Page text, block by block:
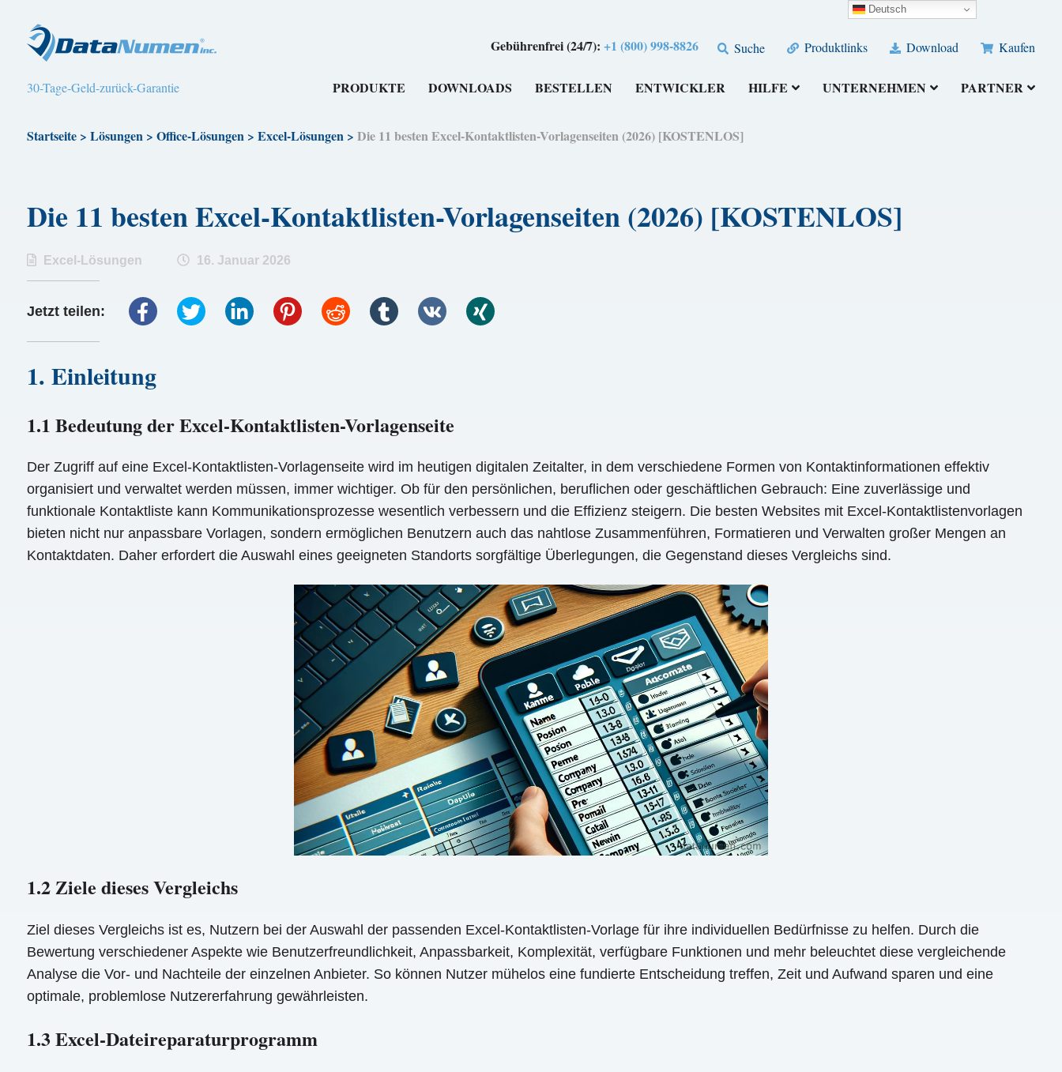
Gebührenfrei (24/7):+1 (800) 998-8826 Suche Produktlinks Download Kaufen
30-Tage-Geld-zurück-Garantie PRODUKTE DOWNLOADS BESTELLEN ENTWICKLER HILFE UNTERNEHMEN PARTNER
Startseite> Lösungen> Office-Lösungen> Excel-Lösungen> Die 11 besten Excel-Kontaktlisten-Vorlagenseiten (2026) [KOSTENLOS]
Die 11 besten Excel-Kontaktlisten-Vorlagenseiten (2026) [KOSTENLOS]
Excel-Lösungen 16. Januar 2026
Jetzt teilen:
1. Einleitung
1.1 Bedeutung der Excel-Kontaktlisten-Vorlagenseite
Der Zugriff auf eine Excel-Kontaktlisten-Vorlagenseite wird im heutigen digitalen Zeitalter, in dem verschiedene Formen von Kontaktinformationen effektiv
organisiert und verwaltet werden müssen, immer wichtiger. Ob für den persönlichen, beruflichen oder geschäftlichen Gebrauch: Eine zuverlässige und
funktionale Kontaktliste kann Kommunikationsprozesse wesentlich verbessern und die Effizienz steigern. Die besten Websites mit Excel-Kontaktlistenvorlagen
bieten nicht nur anpassbare Vorlagen, sondern ermöglichen Benutzern auch das nahtlose Zusammenführen, Formatieren und Verwalten großer Mengen an
Kontaktdaten. Daher erfordert die Auswahl eines geeigneten Standorts sorgfältige Überlegungen, die Gegenstand dieses Vergleichs sind.
1.2 Ziele dieses Vergleichs
Ziel dieses Vergleichs ist es, Nutzern bei der Auswahl der passenden Excel-Kontaktlisten-Vorlage für ihre individuellen Bedürfnisse zu helfen. Durch die
Bewertung verschiedener Aspekte wie Benutzerfreundlichkeit, Anpassbarkeit, Komplexität, verfügbare Funktionen und mehr beleuchtet diese vergleichende
Analyse die Vor- und Nachteile der einzelnen Anbieter. So können Nutzer mühelos eine fundierte Entscheidung treffen, Zeit und Aufwand sparen und eine
optimale, problemlose Nutzererfahrung gewährleisten.
1.3 Excel-Dateireparaturprogramm
Deutsch